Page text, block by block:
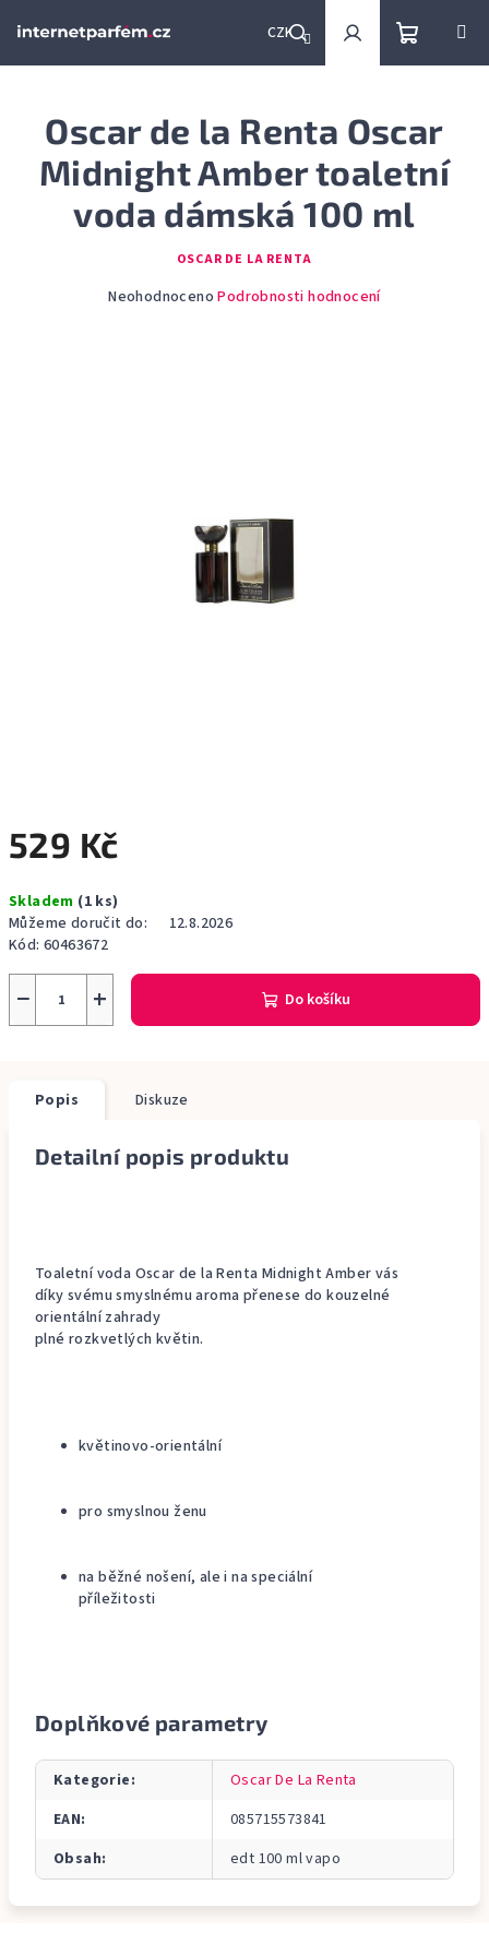
CZK
Hledat PřihlášeníNákupní
košík
529 Kč
cena:
Skladem (1 ks)
Můžeme doručit do:
12.8.2026
Kód: 60463672
+
− Do košíku
Oscar de la Renta Oscar
Midnight Amber toaletní
voda dámská 100 ml
OSCAR DE LA RENTA
Průměrné
Neohodnoceno Podrobnosti hodnocení
Popis Diskuze
Detailní popis produktu
Toaletní voda Oscar de la Renta Midnight Amber vás
díky svému smyslnému aroma přenese do kouzelné
orientální zahrady
plné rozkvetlých květin.
květinovo-orientální
pro smyslnou ženu
na běžné nošení, ale i na speciální
příležitosti
Doplňkové parametry
Kategorie:
Oscar De La Renta
EAN:
085715573841
Obsah: edt 100 ml vapo